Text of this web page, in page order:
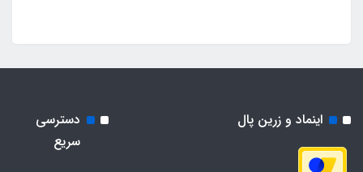
اینماد و زرین پال
دسترسی
سریع